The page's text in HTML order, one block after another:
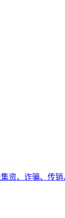
资、诈骗、传